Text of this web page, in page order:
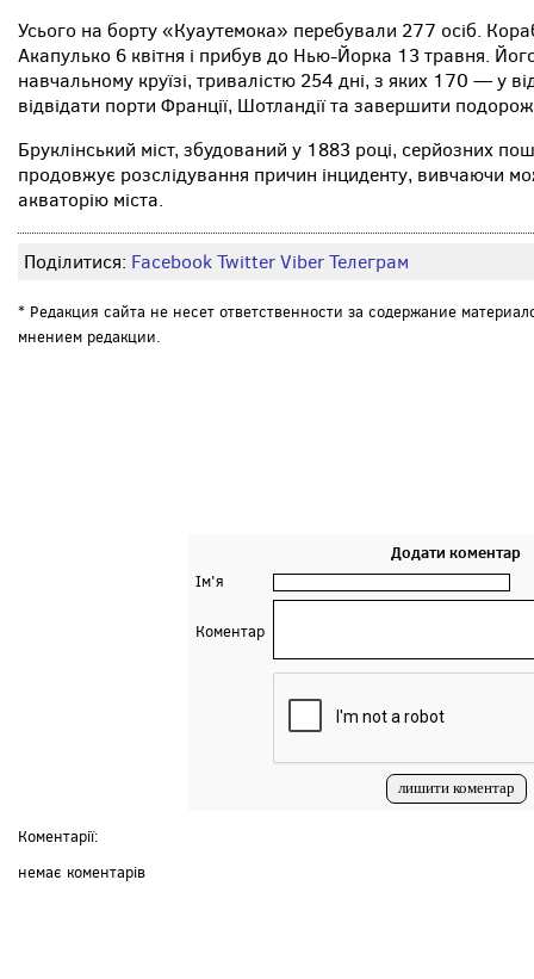
Усього на борту «Куаутемока» перебували 277 осіб.
Акапулько 6 квітня і прибув до Нью-Йорка 13 травня.
навчальному круїзі, тривалістю 254 дні, з яких 170 — у
відвідати порти Франції, Шотландії та завершити подорож
Бруклінський міст, збудований у 1883 році, серйозних
продовжує розслідування причин інциденту, вивчаючи
акваторію міста.
Поділитися: FacebookTwitterViberТелеграм
* Редакция сайта не несет ответственности за содержание
мнением редакции.
Додати коментар
Ім'я
Коментар
Коментарії:
немає коментарів